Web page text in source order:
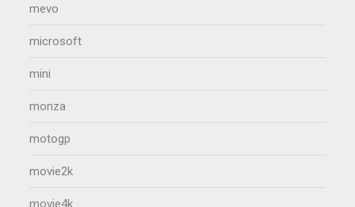
mevo
microsoft
mini
monza
motogp
movie2k
movie4k